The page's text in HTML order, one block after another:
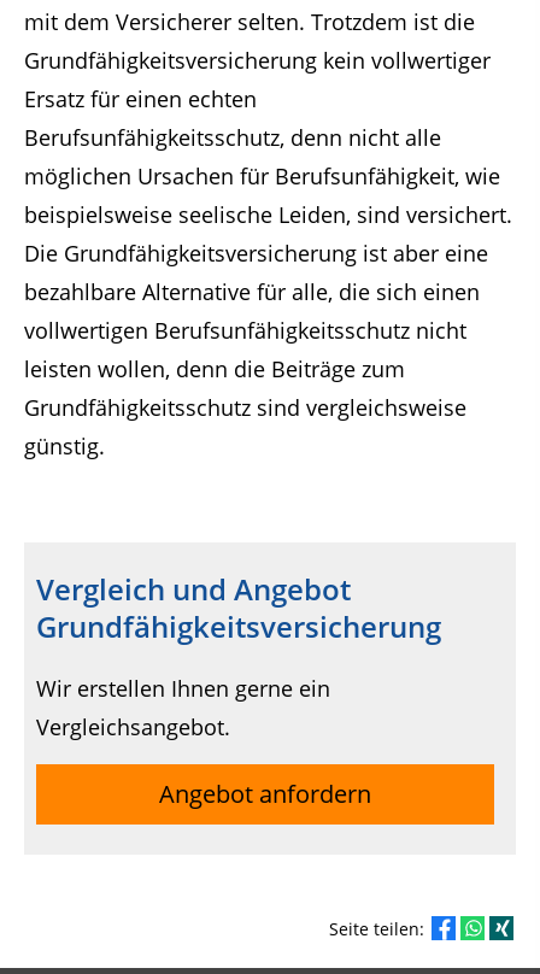
mit dem Versicherer selten. Trotzdem ist die
Grundfähigkeitsversicherung kein vollwertiger
Ersatz für einen echten
Berufsunfähigkeitsschutz, denn nicht alle
möglichen Ursachen für Berufsunfähigkeit, wie
beispielsweise seelische Leiden, sind versichert.
Die Grundfähigkeitsversicherung ist aber eine
bezahlbare Alternative für alle, die sich einen
vollwertigen Berufsunfähigkeitsschutz nicht
leisten wollen, denn die Beiträge zum
Grundfähigkeitsschutz sind vergleichsweise
günstig.
Vergleich und Angebot
Grundfähigkeitsversicherung
Wir erstellen Ihnen gerne ein
Vergleichsangebot.
Angebot anfordern
Seite teilen: